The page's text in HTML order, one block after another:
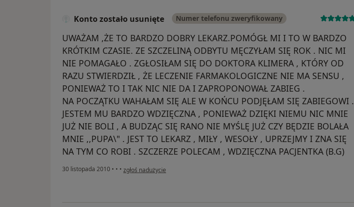
Konto zostało usunięte Numer telefonu zweryfikowany
UWAŻAM ,ŻE TO BARDZO DOBRY LEKARZ.POMÓGŁ MI I TO W BARDZO
KRÓTKIM CZASIE. ZE SZCZELINĄ ODBYTU MĘCZYŁAM SIĘ ROK . NIC MI
NIE POMAGAŁO . ZGŁOSIŁAM SIĘ DO DOKTORA KLIMERA , KTÓRY OD
RAZU STWIERDZIŁ , ŻE LECZENIE FARMAKOLOGICZNE NIE MA SENSU ,
PONIEWAŻ TO I TAK NIC NIE DA I ZAPROPONOWAŁ ZABIEG .
NA POCZĄTKU WAHAŁAM SIĘ ALE W KOŃCU PODJĘŁAM SIĘ ZABIEGOWI .
JESTEM MU BARDZO WDZIĘCZNA , PONIEWAŻ DZIĘKI NIEMU NIC MNIE
JUŻ NIE BOLI , A BUDZĄC SIĘ RANO NIE MYŚLĘ JUŻ CZY BĘDZIE BOLAŁA
MNIE ,,PUPA\" . JEST TO LEKARZ , MIŁY , WESOŁY , UPRZEJMY I ZNA SIĘ
NA TYM CO ROBI . SZCZERZE POLECAM , WDZIĘCZNA PACJENTKA (B.G)
30 listopada 2010 • • • w opinii użytkownika Konto zostało usunięte
zgłoś nadużycie